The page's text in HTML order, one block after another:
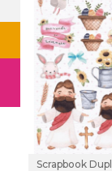
Scrapbook